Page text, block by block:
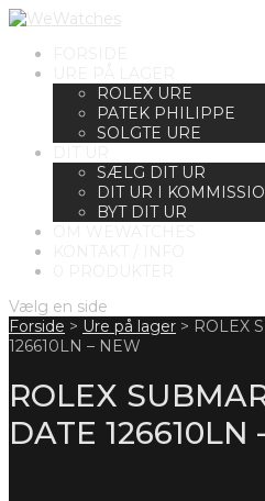
ROLEX URE
PATEK PHILIPPE
SOLGTE URE
SÆLG DIT UR
DIT UR I
BYT DIT UR
Vælg en side
Forside > Ure på lager > ROLEX
126610LN – NEW
ROLEX
DATE 126610LN